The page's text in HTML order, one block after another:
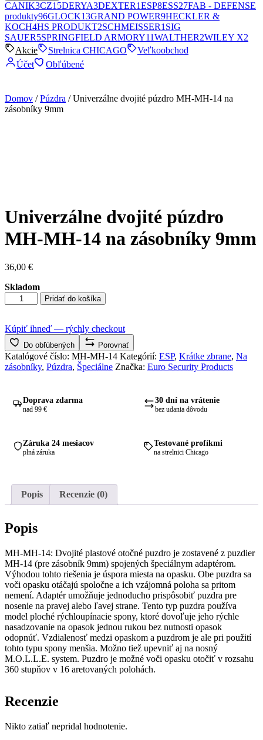
CANIK3CZ15DERYA3DEXTER1ESP8ESS27FAB - DEFENSE
produkty96GLOCK13GRAND POWER9HECKLER &
KOCH4HS PRODUKT2SCHMEISSER1 SIG
SAUER5SPRINGFIELD ARMORY11WALTHER2WILEY X2
Akcie
Strelnica CHICAGO
Veľkoobchod
Účet
Obľúbené
Domov /Púzdra / Univerzálne dvojité púzdro MH-MH-14 na
zásobníky 9mm
Univerzálne dvojité púzdro
MH-MH-14 na zásobníky 9mm
36,00 €
Skladom
množstvo
Univerzálne
púzdro
MH-
MH-
14
na
Pridať do košíka
Kúpiť ihneď — rýchly checkout
Do obľúbených Porovnať
Katalógové číslo: MH-MH-14 Kategórií: ESP, Krátke zbrane, Na
zásobníky, Púzdra, Špeciálne Značka: Euro Security Products
Doprava zdarma
nad 99 €
30 dní na vrátenie
bez udania dôvodu
Záruka 24 mesiacov
plná záruka
Testované profíkmi
na strelnici Chicago
Popis Recenzie (0)
Popis
MH-MH-14: Dvojité plastové otočné puzdro je zostavené z puzdier
MH-14 (pre zásobník 9mm) spojených špeciálnym adaptérom.
Výhodou tohto riešenia je úspora miesta na opasku. Obe puzdra sa
voči opasku otáčajú spoločne a ich vzájomná poloha sa pritom
nemení. Adaptér umožňuje jednoducho prispôsobiť puzdra pre
nosenie na pravej alebo ľavej strane. Tento typ puzdra používa
model ploché rýchloupínacie spony, ktoré dovoľuje jeho rýchle
nasadzovanie na opasok jednou rukou bez nutnosti opasok
odopnúť. Vzdialenosť medzi opaskom a puzdrom je ale pri použití
tohto typu spony menšia. Možno tiež upevniť aj na nosný
M.O.L.L.E. system. Puzdro je možné voči opasku otočiť v rozsahu
360 stupňov v 16 aretovaných polohách.
Recenzie
Nikto zatiaľ nepridal hodnotenie.